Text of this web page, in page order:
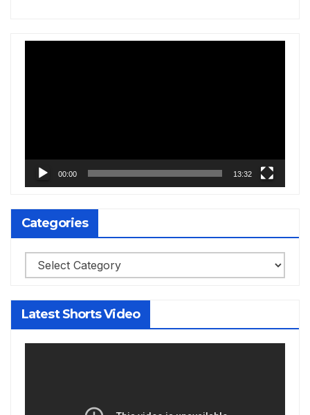
00:00 13:32
Categories
Categories
Latest Shorts Video